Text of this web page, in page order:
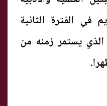
في الفترة الثانية
الذي يستمر زمنه من